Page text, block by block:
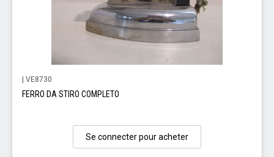
| VE8730
FERRO DA STIRO COMPLETO
Se connecter pour acheter